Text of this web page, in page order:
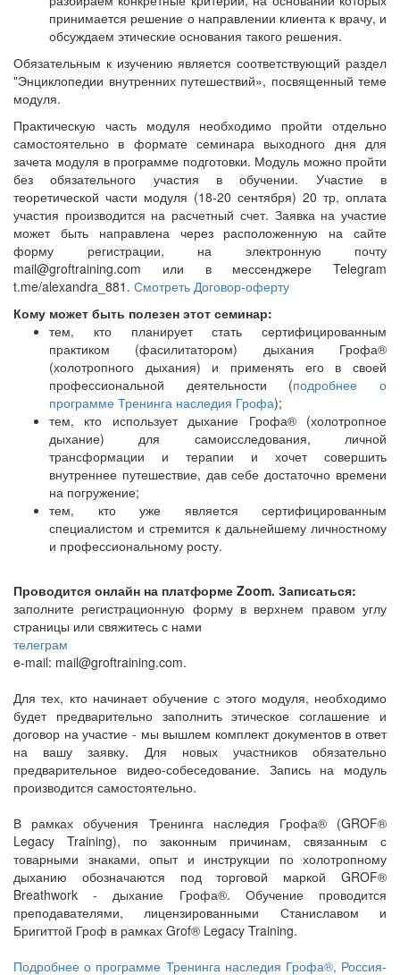
принимается решение о направлении клиента к врачу, и
обсуждаем этические основания такого решения.
Обязательным к изучению является соответствующий раздел
"Энциклопедии внутренних путешествий», посвященный теме
модуля.
Практическую часть модуля необходимо пройти отдельно
самостоятельно в формате семинара выходного дня для
зачета модуля в программе подготовки. Модуль можно пройти
без обязательного участия в обучении. Участие в
теоретической части модуля (18-20 сентября) 20 тр, оплата
участия производится на расчетный счет. Заявка на участие
может быть направлена через расположенную на сайте
форму регистрации, на электронную почту
mail@groftraining.com или в мессенджере Telegram
t.me/alexandra_881. Смотреть Договор-оферту
Кому может быть полезен этот семинар:
тем, кто планирует стать сертифицированным
практиком (фасилитатором) дыхания Грофа®
(холотропного дыхания) и применять его в своей
профессиональной деятельности (подробнее о
программе Тренинга наследия Грофа);
тем, кто использует дыхание Грофа® (холотропное
дыхание) для самоисследования, личной
трансформации и терапии и хочет совершить
внутреннее путешествие, дав себе достаточно времени
на погружение;
тем, кто уже является сертифицированным
специалистом и стремится к дальнейшему личностному
и профессиональному росту.
Проводится онлайн на платформе Zoom. Записаться:
заполните регистрационную форму в верхнем правом углу
страницы или свяжитесь с нами
телеграм
e-mail: mail@groftraining.com.
Для тех, кто начинает обучение с этого модуля, необходимо
будет предварительно заполнить этическое соглашение и
договор на участие - мы вышлем комплект документов в ответ
на вашу заявку. Для новых участников обязательно
предварительное видео-собеседование. Запись на модуль
производится самостоятельно.
В рамках обучения Тренинга наследия Грофа® (GROF®
Legacy Training), по законным причинам, связанным с
товарными знаками, опыт и инструкции по холотропному
дыханию обозначаются под торговой маркой GROF®
Breathwork - дыхание Грофа®. Обучение проводится
преподавателями, лицензированными Станиславом и
Бригиттой Гроф в рамках Grof® Legacy Training.
Подробнее о программе Тренинга наследия Грофа®, Россия-